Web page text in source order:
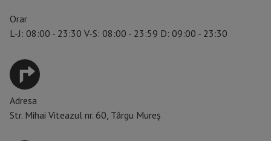
Orar
L-J: 08:00 - 23:30 V-S: 08:00 - 23:59 D: 09:00 - 23:30
Adresa
Str. Mihai Viteazul nr. 60, Târgu Mureș